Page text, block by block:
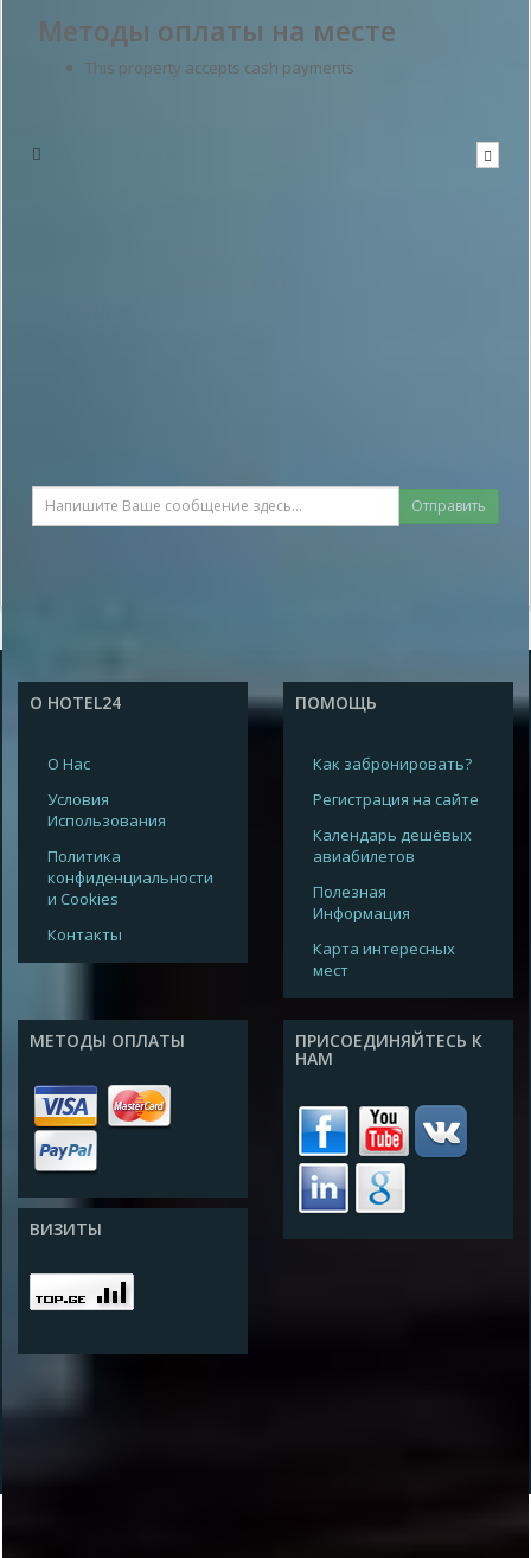
Методы оплаты на месте
This property accepts cash payments
Отправить
О HOTEL24
О Нас
Условия
Использования
Политика
конфиденциальности
и Cookies
Контакты
ПОМОЩЬ
Как забронировать?
Регистрация на сайте
Календарь дешёвых
авиабилетов
Полезная
Информация
Карта интересных
мест
МЕТОДЫ ОПЛАТЫ
ВИЗИТЫ
ПРИСОЕДИНЯЙТЕСЬ К
НАМ